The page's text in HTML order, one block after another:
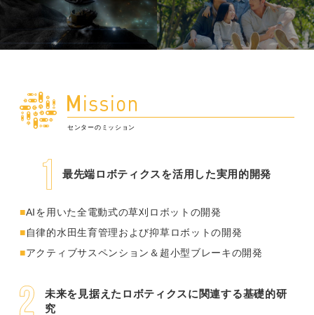
センターのミッション
最先端ロボティクスを活用した実用的開発
AIを用いた全電動式の草刈ロボットの開発
自律的水田生育管理および抑草ロボットの開発
アクティブサスペンション＆超小型ブレーキの開発
未来を見据えたロボティクスに関連する基礎的研
究